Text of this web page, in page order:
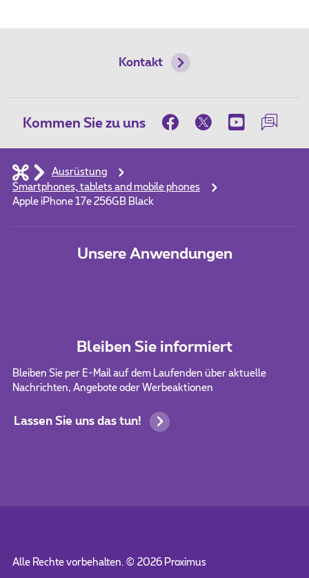
Kontakt
Kommen Sie zu uns
Ausrüstung
Smartphones, tablets and mobile phones
Apple iPhone 17e 256GB Black
Unsere Anwendungen
Bleiben Sie informiert
Bleiben Sie per E-Mail auf dem Laufenden über aktuelle
Nachrichten, Angebote oder Werbeaktionen
Lassen Sie uns das tun!
Alle Rechte vorbehalten. © 2026Proximus